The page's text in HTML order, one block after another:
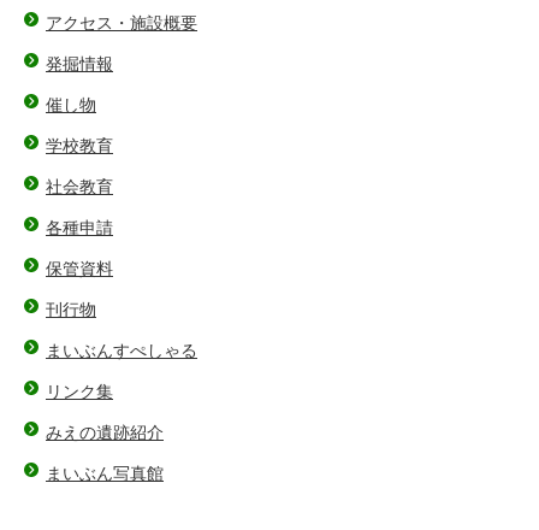
アクセス・施設概要
発掘情報
催し物
学校教育
社会教育
各種申請
保管資料
刊行物
まいぶんすぺしゃる
リンク集
みえの遺跡紹介
まいぶん写真館